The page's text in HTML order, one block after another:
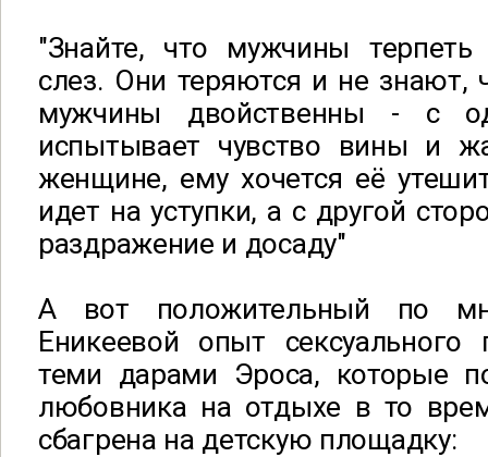
"Знайте, что мужчины
слез. Они теряются и не знают,
мужчины двойственны - с
испытывает чувство вины и
женщине, ему хочется её
идет на уступки, а с другой
раздражение и досаду"
А вот положительный по
Еникеевой опыт
теми дарами Эроса, которые
любовника на отдыхе в то
сбагрена на детскую площадку: